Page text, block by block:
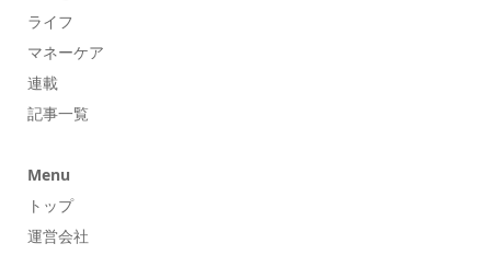
ライフ
マネーケア
連載
記事一覧
Menu
トップ
運営会社